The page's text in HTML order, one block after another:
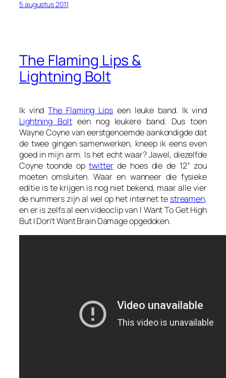
5 augustus 2011
The Flaming Lips &
Lightning Bolt
Ik vindThe Flaming Lipseen leuke band. Ik vind
Lightning Bolteen nog leukere band. Dus toen
Wayne Coyne van eerstgenoemde aankondigde dat
de twee gingen samenwerken, kneep ik eens even
goed in mijn arm. Is het echt waar? Jawel, diezelfde
Coyne toonde optwitterde hoes die de 12” zou
moeten omsluiten. Waar en wanneer die fysieke
editie is te krijgen is nog niet bekend, maar alle vier
de nummers zijn al wel op het internet te streamen,
en er is zelfs al een videoclip van I Want To Get High
But I Don’t Want Brain Damageopgedoken.